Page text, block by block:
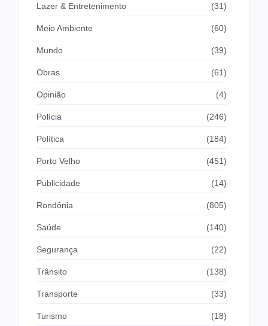
Lazer & Entretenimento (31)
Meio Ambiente (60)
Mundo (39)
Obras (61)
Opinião (4)
Polícia (246)
Política (184)
Porto Velho (451)
Publicidade (14)
Rondônia (805)
Saúde (140)
Segurança (22)
Trânsito (138)
Transporte (33)
Turismo (18)